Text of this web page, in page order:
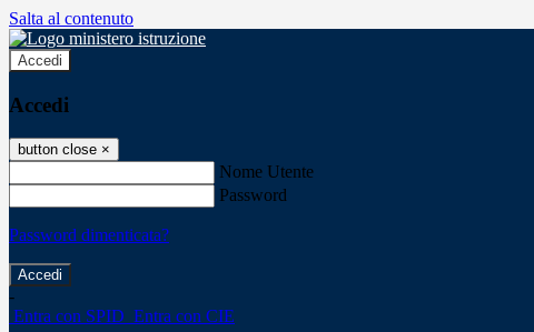
Salta al contenuto
Accedi
Accedi
button close ×
Nome Utente
Password
Password dimenticata?
-
Entra con SPID Entra con CIE